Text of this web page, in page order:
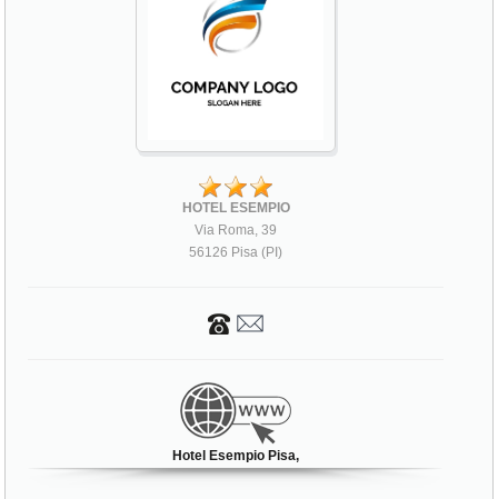
HOTEL ESEMPIO
Via Roma, 39
56126 Pisa (PI)
Hotel Esempio Pisa,